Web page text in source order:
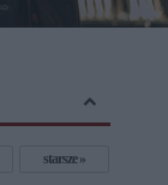
starsze